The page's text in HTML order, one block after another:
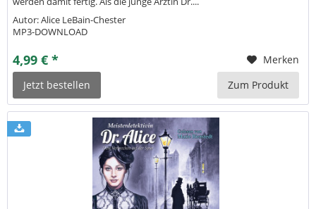
Autor: Alice LeBain-Chester
MP3-DOWNLOAD
4,99 € *
Merken
Jetzt bestellen
Zum Produkt